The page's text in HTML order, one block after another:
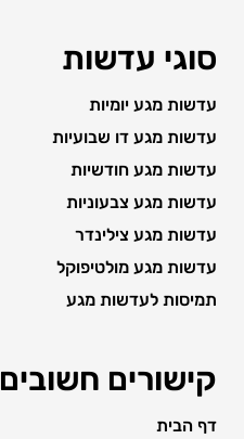
סוגי עדשות
עדשות מגע יומיות
עדשות מגע דו שבועיות
עדשות מגע חודשיות
עדשות מגע צבעוניות
עדשות מגע צילינדר
עדשות מגע מולטיפוקל
תמיסות לעדשות מגע
קישורים חשובים
דף הבית